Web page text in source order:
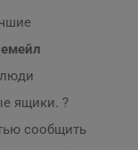
емейл
люди
ящики. ?
сообщить